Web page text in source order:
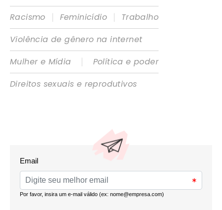
Racismo
| Feminicídio |
Trabalho
Violência de gênero na internet
Mulher e Mídia
|
Política e poder
Direitos sexuais e reprodutivos